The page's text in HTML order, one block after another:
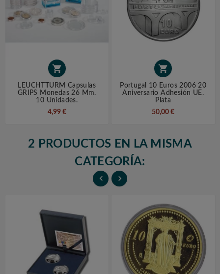

LEUCHTTURM Capsulas
GRIPS Monedas 26 Mm.
10 Unidades.
4,99 €

Portugal 10 Euros 2006 20
Aniversario Adhesión UE.
Plata
50,00 €
2 PRODUCTOS EN LA MISMA
CATEGORÍA:
 